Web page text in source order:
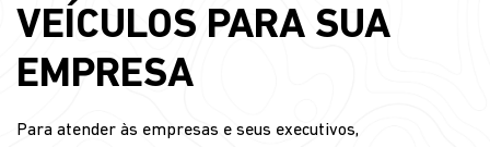
VEÍCULOS PARA SUA
EMPRESA
Para atender às empresas e seus executivos,